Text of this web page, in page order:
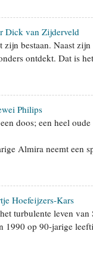
Dick van Zijderveld
zijn bestaan. Naast zijn
ontdekt. Dat is
Philips
doos; een heel
Almira neemt een
Hoefeijzers-Kars
turbulente leven van
1990 op 90-jarige